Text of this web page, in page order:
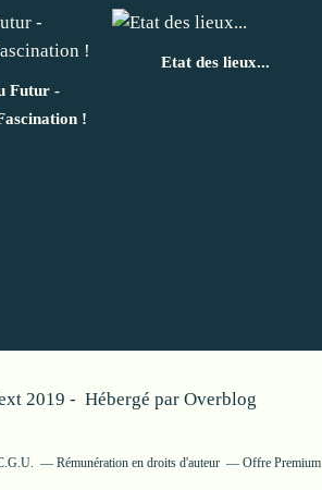
Futur -
!
Etat des lieux...
2019 - Hébergé par Overblog
Rémunération en droits d'auteur Offre Premium